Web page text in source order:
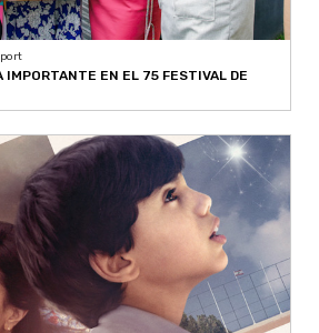
IMPORTANTE EN EL 75 FESTIVAL DE